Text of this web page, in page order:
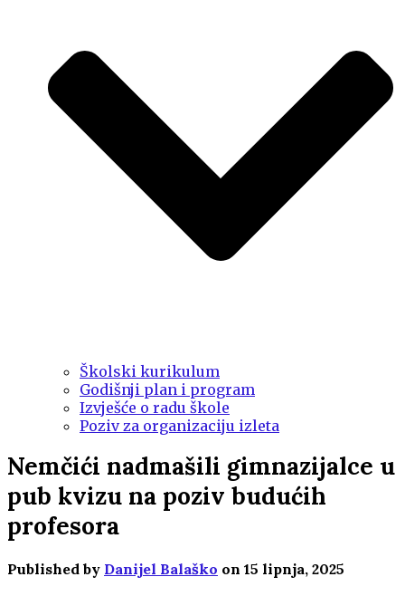
Školski kurikulum
Godišnji plan i program
Izvješće o radu škole
Poziv za organizaciju izleta
Nemčići nadmašili gimnazijalce u
pub kvizu na poziv budućih
profesora
Published by Danijel Balaško on 15 lipnja, 2025